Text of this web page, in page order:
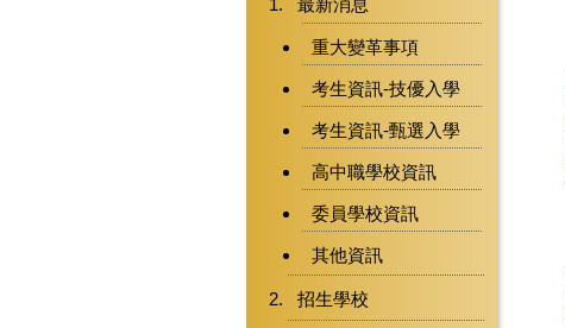
最新消息
重大變革事項
考生資訊-技優入學
考生資訊-甄選入學
高中職學校資訊
委員學校資訊
其他資訊
招生學校